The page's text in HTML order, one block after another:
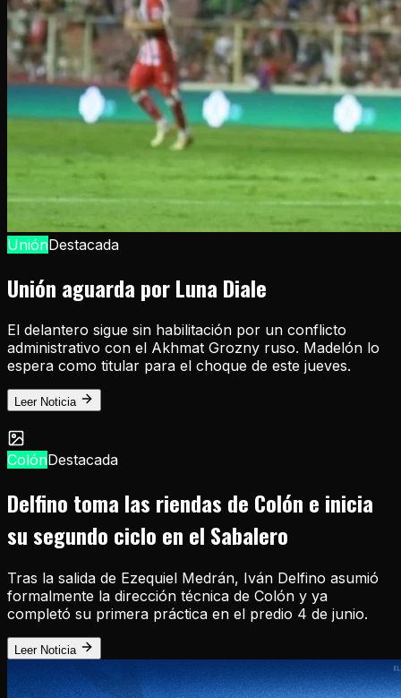
UniónDestacada
Unión aguarda por Luna Diale
El delantero sigue sin habilitación por un conflicto
administrativo con el Akhmat Grozny ruso. Madelón lo
espera como titular para el choque de este jueves.
Leer Noticia
ColónDestacada
Delfino toma las riendas de Colón e inicia
su segundo ciclo en el Sabalero
Tras la salida de Ezequiel Medrán, Iván Delfino asumió
formalmente la dirección técnica de Colón y ya
completó su primera práctica en el predio 4 de junio.
Leer Noticia